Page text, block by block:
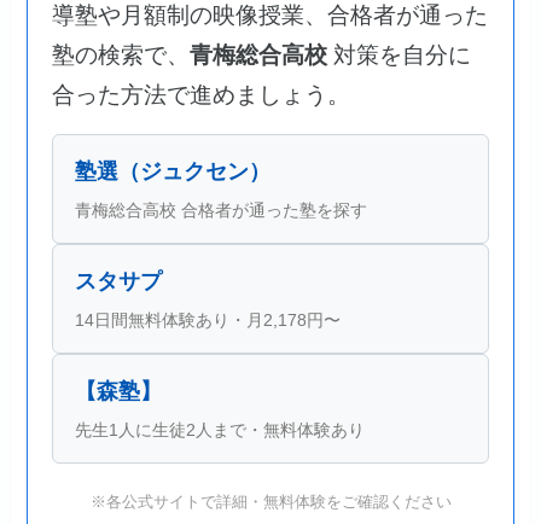
導塾や月額制の映像授業、合格者が通った
塾の検索で、青梅総合高校 対策を自分に
合った方法で進めましょう。
塾選（ジュクセン）
青梅総合高校 合格者が通った塾を探す
スタサプ
14日間無料体験あり・月2,178円〜
【森塾】
先生1人に生徒2人まで・無料体験あり
※各公式サイトで詳細・無料体験をご確認ください